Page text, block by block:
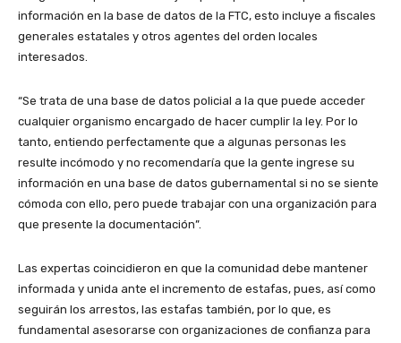
información en la base de datos de la FTC, esto incluye a fiscales
generales estatales y otros agentes del orden locales
interesados.
“Se trata de una base de datos policial a la que puede acceder
cualquier organismo encargado de hacer cumplir la ley. Por lo
tanto, entiendo perfectamente que a algunas personas les
resulte incómodo y no recomendaría que la gente ingrese su
información en una base de datos gubernamental si no se siente
cómoda con ello, pero puede trabajar con una organización para
que presente la documentación”.
Las expertas coincidieron en que la comunidad debe mantener
informada y unida ante el incremento de estafas, pues, así como
seguirán los arrestos, las estafas también, por lo que, es
fundamental asesorarse con organizaciones de confianza para